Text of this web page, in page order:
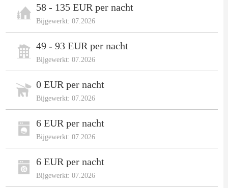
58 - 135 EUR per nacht
Bijgewerkt: 07.2026
49 - 93 EUR per nacht
Bijgewerkt: 07.2026
0 EUR per nacht
Bijgewerkt: 07.2026
6 EUR per nacht
Bijgewerkt: 07.2026
6 EUR per nacht
Bijgewerkt: 07.2026